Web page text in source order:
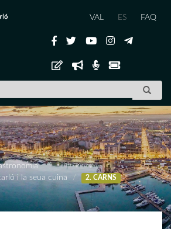
VAL ES FAQ
i la seua cuina
2. CARNS